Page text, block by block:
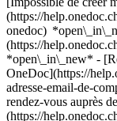
(https://
onedoc)
(https://
*open\_in\_new* -
OneDoc](https://
adresse-email-de-
rendez-vous auprès
(https://